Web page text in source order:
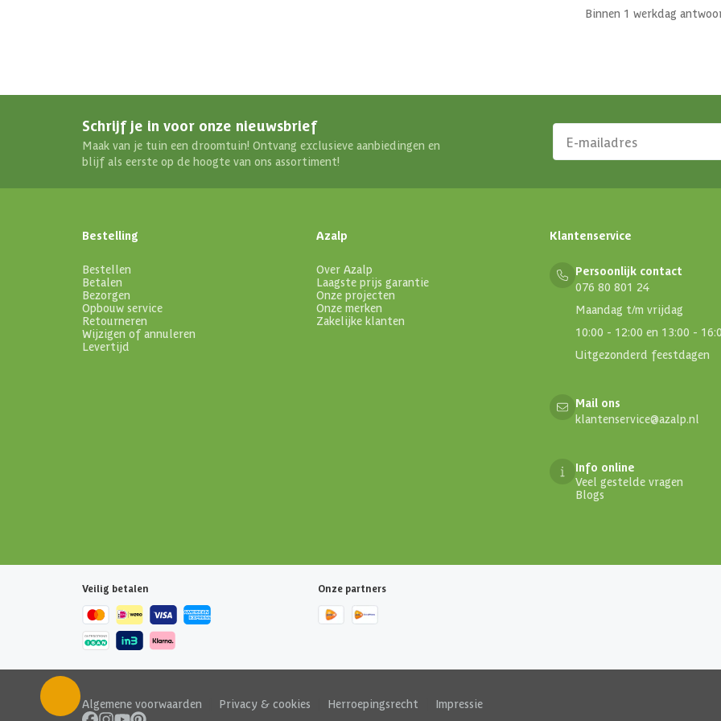
Binnen 1 werkdag
Schrijf je in voor onze nieuwsbrief
Maak van je tuin een droomtuin! Ontvang exclusieve aanbiedingen en
blijf als eerste op de hoogte van ons assortiment!
Bestelling
Bestellen
Betalen
Bezorgen
Opbouw service
Retourneren
Wijzigen of annuleren
Levertijd
Azalp
Over Azalp
Laagste prijs garantie
Onze projecten
Onze merken
Zakelijke klanten
Klantenservice
Persoonlijk contact
076 80 801 24
Maandag t/m vrijdag
10:00 - 12:00 en 13:00 -
Uitgezonderd feestdagen
Mail ons
klantenservice@azalp.nl
Info online
Veel gestelde vragen
Blogs
Veilig betalen Onze partners
Algemene voorwaarden Privacy & cookies Herroepingsrecht Impressie